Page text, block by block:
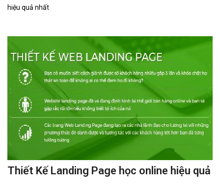
hiệu quả nhất
Thiết Kế Landing Page học online hiệu quả